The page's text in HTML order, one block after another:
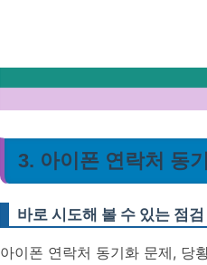
3. 아이폰 연락처 동
바로 시도해 볼 수 있는 점
아이폰 연락처 동기화 문제, 당